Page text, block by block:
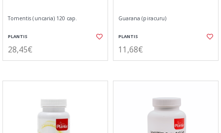
Tomentis (uncaria) 120 cap.
PLANTIS
28,45€
Guarana (piracuru)
PLANTIS
11,68€